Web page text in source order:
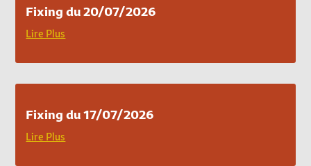
Fixing du 20/07/2026
Lire Plus
Fixing du 17/07/2026
Lire Plus